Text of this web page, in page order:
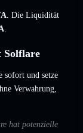
. Die Liquidität
.
Solflare
und setze
Verwahrung,
hat potenzielle